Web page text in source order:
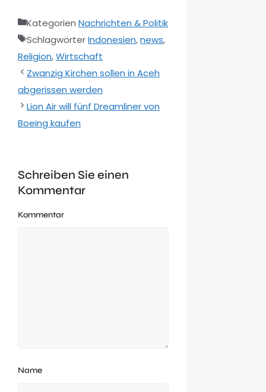
Kategorien Nachrichten & Politik
SchlagwörterIndonesien,news,
Religion,Wirtschaft
Zwanzig Kirchen sollen in Aceh
abgerissen werden
Lion Air will fünf Dreamliner von
Boeing kaufen
Schreiben Sie einen
Kommentar
Kommentar
Name